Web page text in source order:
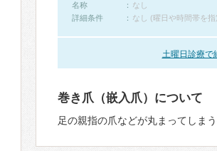
名称
なし
詳細条件
なし (曜日や時間帯を
土曜日診療で
巻き爪（嵌入爪）について
足の親指の爪などが丸まってしま